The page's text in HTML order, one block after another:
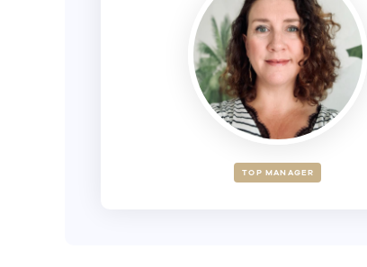
TOP MANAGER